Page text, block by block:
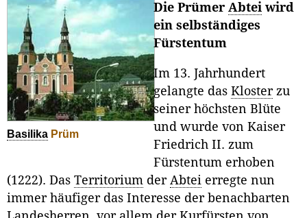
Basilika Prüm
Die Prümer Abtei wird
ein selbständiges
Fürstentum
Im 13. Jahrhundert
gelangte das Klosterzu
seiner höchsten Blüte
und wurde von Kaiser
Friedrich II. zum
Fürstentum erhoben
(1222). Das Territorium der Abtei erregte nun
immer häufiger das Interesse der benachbarten